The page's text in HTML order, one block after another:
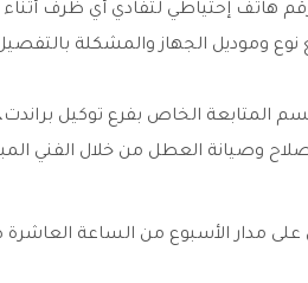
هاتف إحتياطي لتفادي أي ظرف أثناء
نوع وموديل الجهاز والمشكلة
المتابعة الخاص بفرع توكيل
وصيانة العطل من خلال الفني
على مدار الأسبوع من الساعة العاشرة